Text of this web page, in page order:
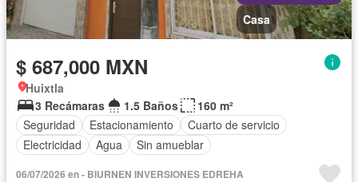
Casa
$ 687,000 MXN
Huixtla
3 Recámaras
1.5 Baños
160 m²
Seguridad
Estacionamiento
Cuarto de servicio
Electricidad
Agua Sin amueblar
06/07/2026 en - BIURNEN INVERSIONES EDREHA